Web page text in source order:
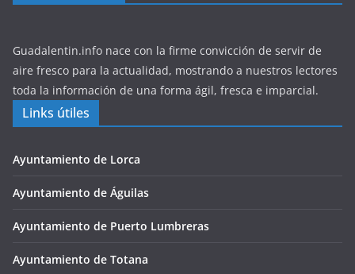
Guadalentin.info nace con la firme convicción de servir de
aire fresco para la actualidad, mostrando a nuestros lectores
toda la información de una forma ágil, fresca e imparcial.
Links útiles
Ayuntamiento de Lorca
Ayuntamiento de Águilas
Ayuntamiento de Puerto Lumbreras
Ayuntamiento de Totana